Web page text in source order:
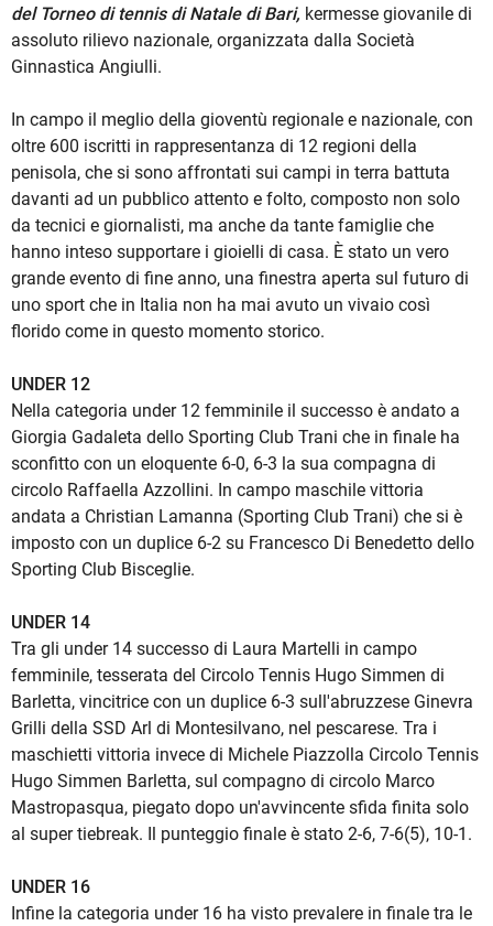
del Torneo di tennis di Natale di Bari, kermesse giovanile di
assoluto rilievo nazionale, organizzata dalla Società
Ginnastica Angiulli.
In campo il meglio della gioventù regionale e nazionale, con
oltre 600 iscritti in rappresentanza di 12 regioni della
penisola, che si sono affrontati sui campi in terra battuta
davanti ad un pubblico attento e folto, composto non solo
da tecnici e giornalisti, ma anche da tante famiglie che
hanno inteso supportare i gioielli di casa. È stato un vero
grande evento di fine anno, una finestra aperta sul futuro di
uno sport che in Italia non ha mai avuto un vivaio così
florido come in questo momento storico.
UNDER 12
Nella categoria under 12 femminile il successo è andato a
Giorgia Gadaleta dello Sporting Club Trani che in finale ha
sconfitto con un eloquente 6-0, 6-3 la sua compagna di
circolo Raffaella Azzollini. In campo maschile vittoria
andata a Christian Lamanna (Sporting Club Trani) che si è
imposto con un duplice 6-2 su Francesco Di Benedetto dello
Sporting Club Bisceglie.
UNDER 14
Tra gli under 14 successo di Laura Martelli in campo
femminile, tesserata del Circolo Tennis Hugo Simmen di
Barletta, vincitrice con un duplice 6-3 sull'abruzzese Ginevra
Grilli della SSD Arl di Montesilvano, nel pescarese. Tra i
maschietti vittoria invece di Michele Piazzolla Circolo Tennis
Hugo Simmen Barletta, sul compagno di circolo Marco
Mastropasqua, piegato dopo un'avvincente sfida finita solo
al super tiebreak. Il punteggio finale è stato 2-6, 7-6(5), 10-1.
UNDER 16
Infine la categoria under 16 ha visto prevalere in finale tra le